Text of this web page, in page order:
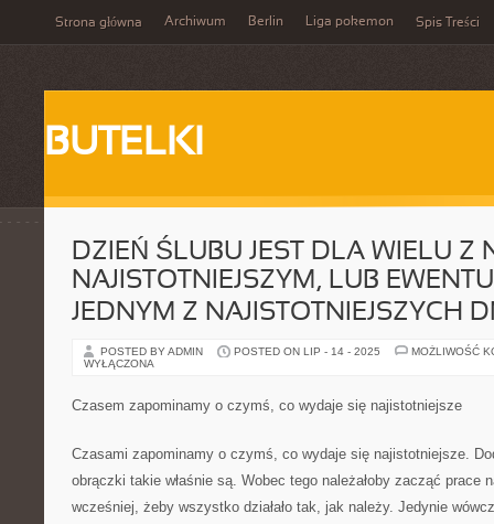
Strona główna Archiwum Berlin Liga pokemon Spis Treści
BUTELKI
DZIEŃ ŚLUBU JEST DLA WIELU Z
NAJISTOTNIEJSZYM, LUB
JEDNYM Z NAJISTOTNIEJSZYCH
POSTED BY ADMIN POSTED ON LIP - 14 - 2025
MOŻLIWOŚĆ
WYŁĄCZONA
Czasem zapominamy o czymś, co wydaje się najistotniejsze
Czasami zapominamy o czymś, co wydaje się najistotniejsze.
obrączki takie właśnie są. Wobec tego należałoby zacząć prace
wcześniej, żeby wszystko działało tak, jak należy. Jedynie